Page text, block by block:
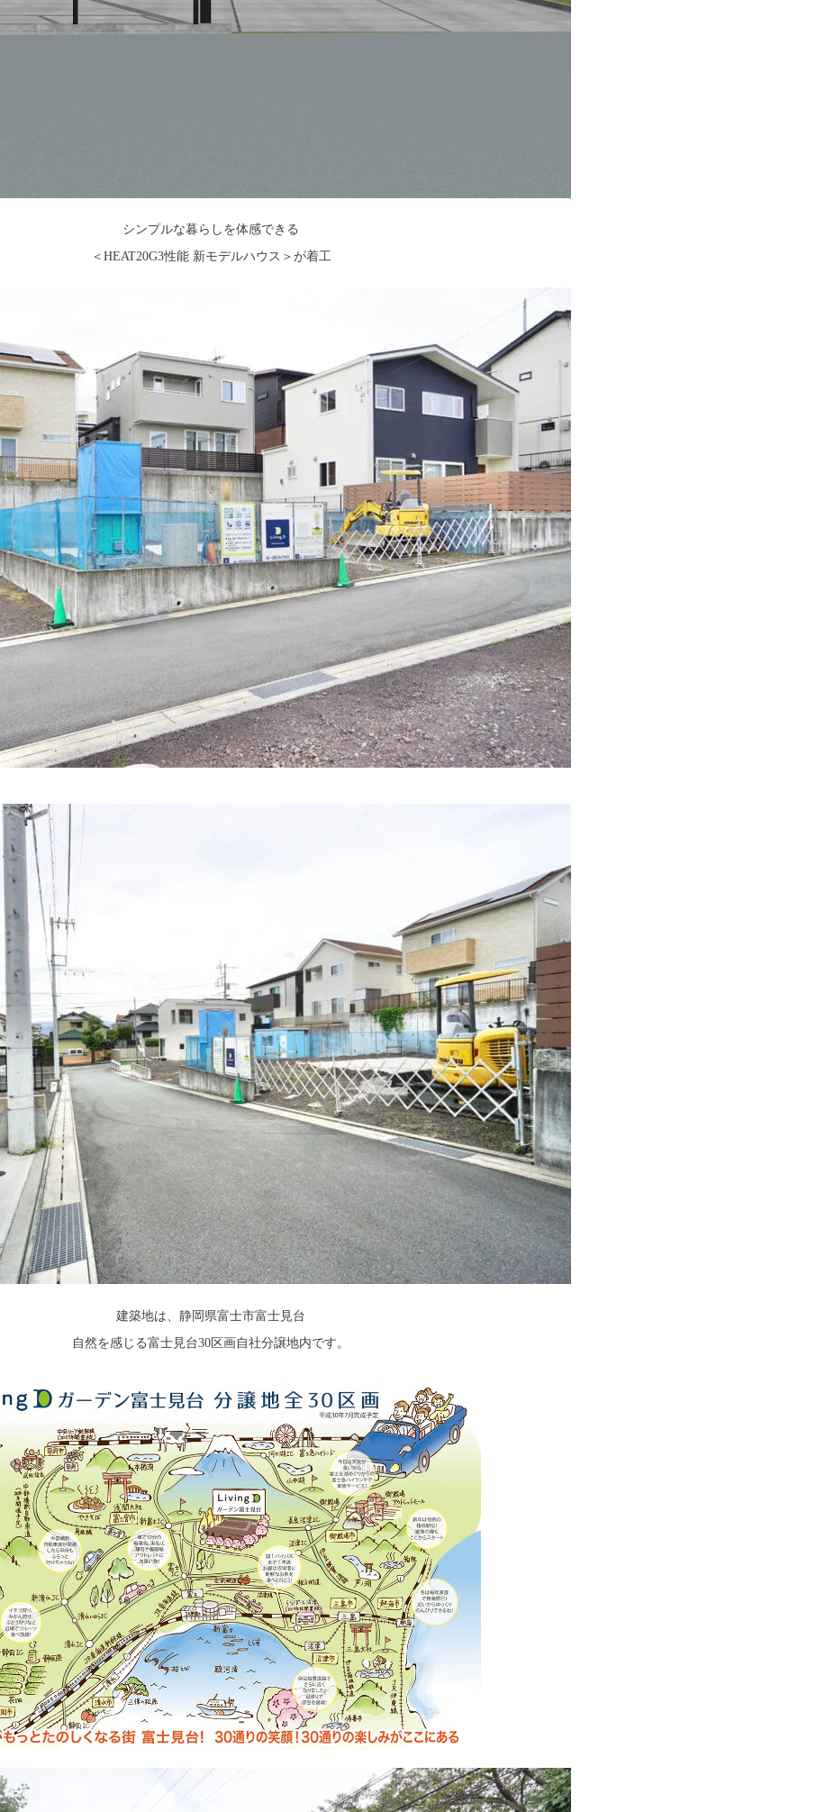
シンプルな暮らしを体感できる
＜HEAT20G3性能 新モデルハウス＞が着工
建築地は、静岡県富士市富士見台
自然を感じる富士見台30区画自社分譲地内です。